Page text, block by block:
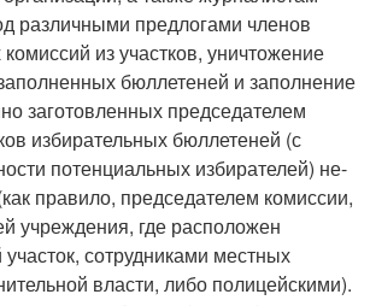
различными предлогами членов
из участков, уничтожение
бюллетеней и заполнение
заготовленных председателем
избирательных бюллетеней (с
потенциальных избирателей) не-
правило, председателем комиссии,
учреждения, где расположен
сотрудниками местных
власти, либо полицейскими).